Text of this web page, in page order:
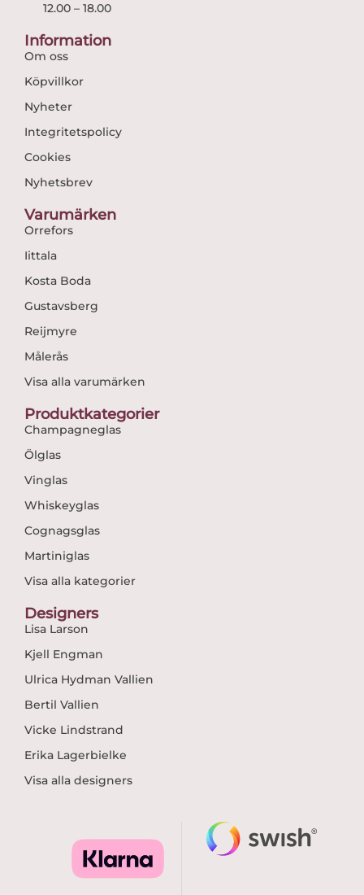
12.00 – 18.00
Information
Om oss
Köpvillkor
Nyheter
Integritetspolicy
Cookies
Nyhetsbrev
Varumärken
Orrefors
Iittala
Kosta Boda
Gustavsberg
Reijmyre
Målerås
Visa alla varumärken
Produktkategorier
Champagneglas
Ölglas
Vinglas
Whiskeyglas
Cognagsglas
Martiniglas
Visa alla kategorier
Designers
Lisa Larson
Kjell Engman
Ulrica Hydman Vallien
Bertil Vallien
Vicke Lindstrand
Erika Lagerbielke
Visa alla designers